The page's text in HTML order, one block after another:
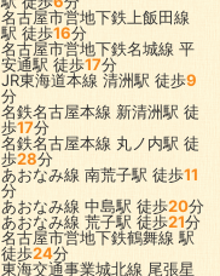
名古屋市営地下鉄上飯田線
駅 徒歩16分
名古屋市営地下鉄名城線 平
安通駅 徒歩17分
JR東海道本線 清洲駅 徒歩9
分
名鉄名古屋本線 新清洲駅 徒
歩17分
名鉄名古屋本線 丸ノ内駅 徒
歩28分
あおなみ線 南荒子駅 徒歩11
分
あおなみ線 中島駅 徒歩20分
あおなみ線 荒子駅 徒歩21分
名古屋市営地下鉄鶴舞線 駅
徒歩24分
東海交通事業城北線 尾張星